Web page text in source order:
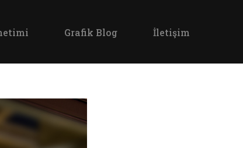
Grafik Blog İletişim